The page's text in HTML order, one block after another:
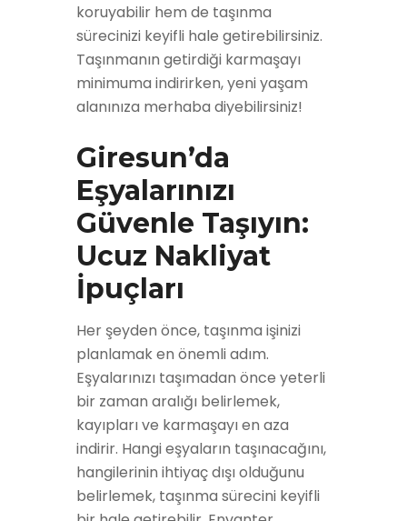
koruyabilir hem de taşınma
sürecinizi keyifli hale getirebilirsiniz.
Taşınmanın getirdiği karmaşayı
minimuma indirirken, yeni yaşam
alanınıza merhaba diyebilirsiniz!
Giresun’da
Eşyalarınızı
Güvenle Taşıyın:
Ucuz Nakliyat
İpuçları
Her şeyden önce, taşınma işinizi
planlamak en önemli adım.
Eşyalarınızı taşımadan önce yeterli
bir zaman aralığı belirlemek,
kayıpları ve karmaşayı en aza
indirir. Hangi eşyaların taşınacağını,
hangilerinin ihtiyaç dışı olduğunu
belirlemek, taşınma sürecini keyifli